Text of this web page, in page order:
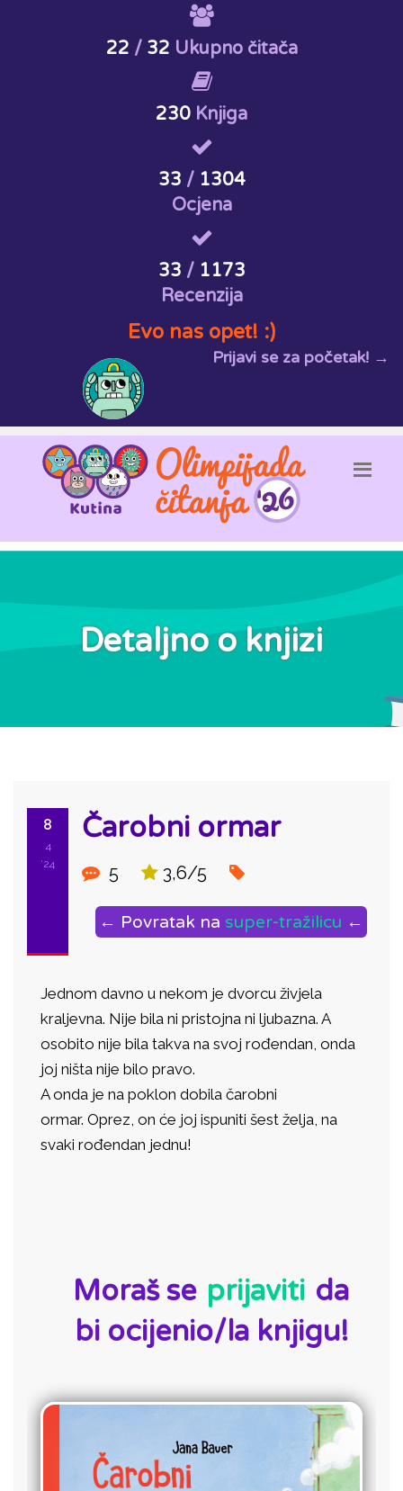
22 / 32 Ukupno čitača
230 Knjiga
33 / 1304
Ocjena
33 / 1173
Recenzija
Evo nas opet! :)
Prijavi se za početak! →
Detaljno o knjizi
8
4
'24
Čarobni ormar
5 3,6/5
← Povratak na super-tražilicu ←
Jednom davno u nekom je dvorcu živjela
kraljevna. Nije bila ni pristojna ni ljubazna. A
osobito nije bila takva na svoj rođendan, onda
joj ništa nije bilo pravo.
A onda je na poklon dobila čarobni
ormar. Oprez, on će joj ispuniti šest želja, na
svaki rođendan jednu!
Moraš se prijaviti da
bi ocijenio/la knjigu!